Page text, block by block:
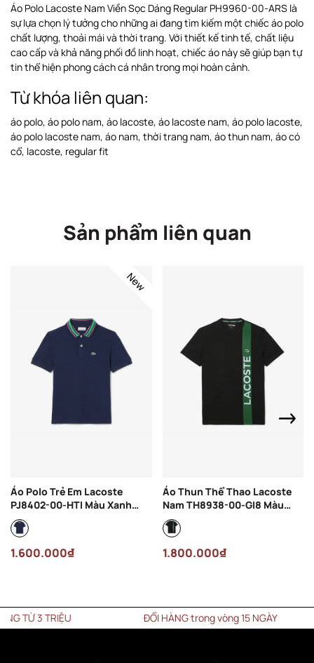
Áo Polo Lacoste Nam Viền Sọc Dáng Regular PH9960-00-ARS là
sự lựa chọn lý tưởng cho những ai đang tìm kiếm một chiếc áo polo
chất lượng, thoải mái và thời trang. Với thiết kế tinh tế, chất liệu
cao cấp và khả năng phối đồ linh hoạt, chiếc áo này sẽ giúp bạn tự
tin thể hiện phong cách cá nhân trong mọi hoàn cảnh.
Từ khóa liên quan:
áo polo, áo polo nam, áo lacoste, áo lacoste nam, áo polo lacoste,
áo polo lacoste nam, áo nam, thời trang nam, áo thun nam, áo có
cổ, lacoste, regular fit
Sản phẩm liên quan
New
Áo Polo Trẻ Em Lacoste
PJ8402-00-HTI Màu Xanh
Navy
1.600.000₫
Áo Thun Thể Thao Lacoste
Nam TH8938-00-GI8 Màu
Đen
1.800.000₫
3 TRIỆU ĐỔI HÀNG trong vòng 15 NGÀY